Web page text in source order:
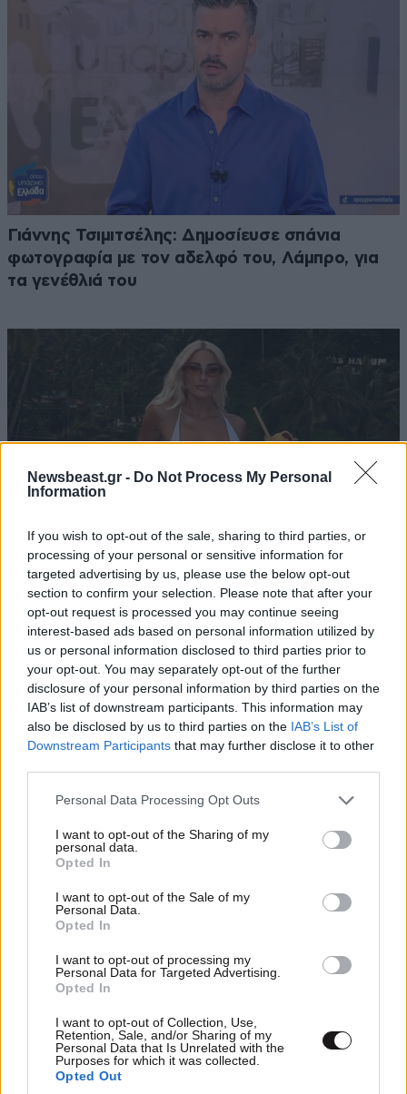
Newsbeast.gr - Do Not Process My Personal
Information
If you wish to opt-out of the sale, sharing to third parties, or
processing of your personal or sensitive information for
targeted advertising by us, please use the below opt-out
section to confirm your selection. Please note that after your
opt-out request is processed you may continue seeing
interest-based ads based on personal information utilized by
us or personal information disclosed to third parties prior to
your opt-out. You may separately opt-out of the further
disclosure of your personal information by third parties on the
IAB’s list of downstream participants. This information may
also be disclosed by us to third parties on the IAB’s List of
Downstream Participants that may further disclose it to other
Please note that this website/app uses one or more Google
not limited to your visit or usage behaviour. You may click to
grant or deny consent to Google and its third-party tags to
use your data for below specified purposes in below Google
consent section.
Personal Data Processing Opt Outs
I want to opt-out of the Sharing of my
personal data.
Opted In
I want to opt-out of the Sale of my
Personal Data.
Opted In
I want to opt-out of processing my
Personal Data for Targeted Advertising.
Opted In
I want to opt-out of Collection, Use,
Retention, Sale, and/or Sharing of my
Personal Data that Is Unrelated with the
Purposes for which it was collected.
Opted Out
Γιάννης Τσιμιτσέλης: Δημοσίευσε σπάνια
φωτογραφία με τον αδελφό του, Λάμπρο, για
τα γενέθλιά του
Στο νοσοκομείο η Ιωάννα Τούνη: «Τι μάτι πρέπει
να έχω φάει…»
Περικλής Κονδυλάτος: Οι πρώτες φωτογραφίες
Ακολουθήστε το